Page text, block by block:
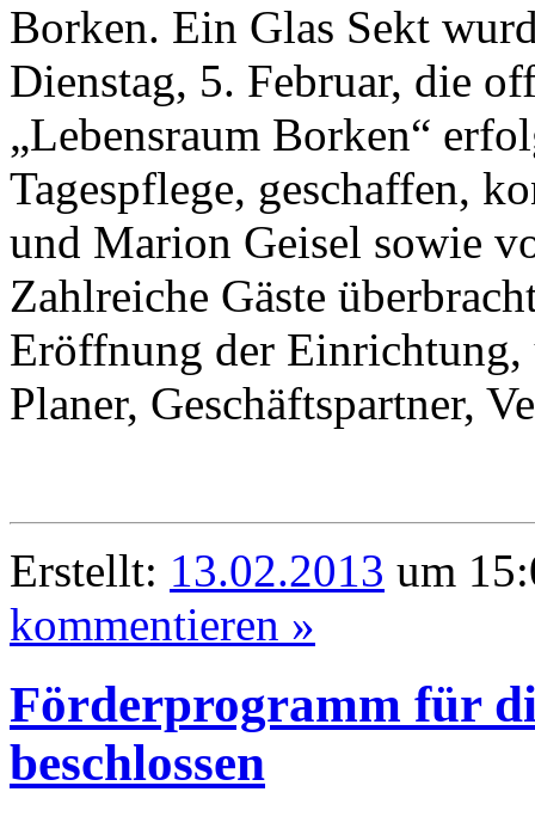
Borken. Ein Glas Sekt
Dienstag, 5. Februar, die
„Lebensraum Borken“
Tagespflege, geschaffen,
und Marion Geisel sowie
Zahlreiche Gäste
Eröffnung der Einrichtung,
Planer, Geschäftspartner,
Erstellt: 13.02.2013 um
kommentieren »
Förderprogramm für
beschlossen